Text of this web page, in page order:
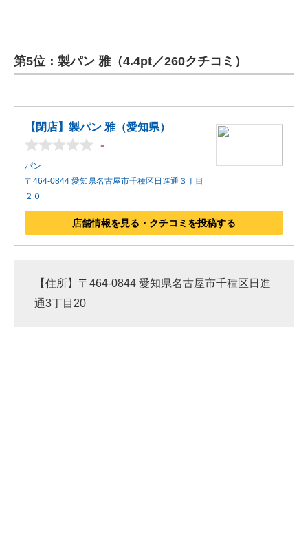
第5位：製パン 雅（4.4pt／260クチコミ）
【閉店】製パン 雅（愛知県）
-
パン
〒464-0844 愛知県名古屋市千種区日進通３丁目
２０
店舗情報を見る・クチコミを投稿する
【住所】〒464-0844 愛知県名古屋市千種区日進
通3丁目20